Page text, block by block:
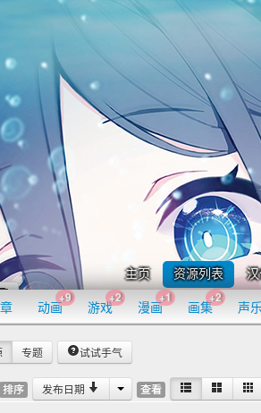
主页 资源列表
动画
+9
游戏
+2
漫画
+1
画集
+2
声
排序 发布日期 查看
专题 试试手气